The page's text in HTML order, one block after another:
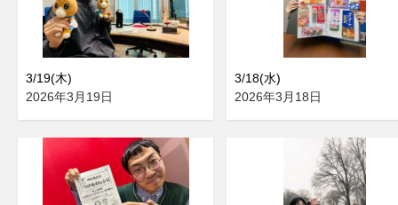
3/19(木)
2026年3月19日
3/18(水)
2026年3月18日